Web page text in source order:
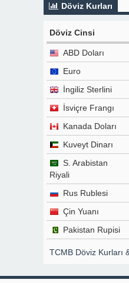
Döviz Kurları
Döviz Cinsi
ABD Doları
Euro
İngiliz Sterlini
İsviçre Frangı
Kanada Doları
Kuveyt Dinarı
S. Arabistan
Riyali
Rus Rublesi
Çin Yuanı
Pakistan Rupisi
TCMB Döviz Kurları